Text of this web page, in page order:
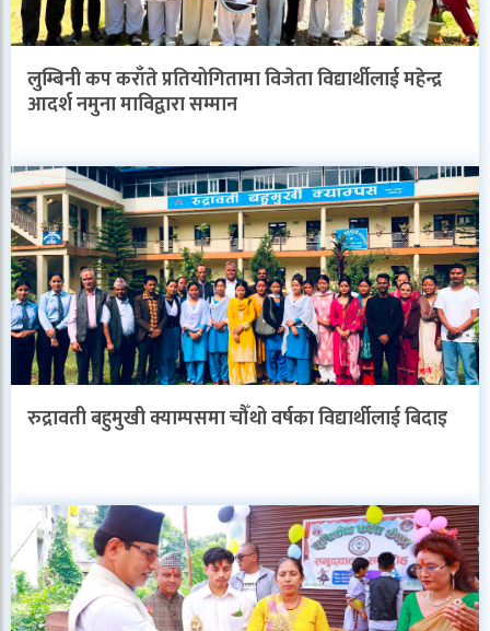
लुम्बिनी कप कराँते प्रतियोगितामा विजेता विद्यार्थीलाई महेन्द्र
आदर्श नमुना माविद्वारा सम्मान
रुद्रावती बहुमुखी क्याम्पसमा चौँथो वर्षका विद्यार्थीलाई बिदाइ